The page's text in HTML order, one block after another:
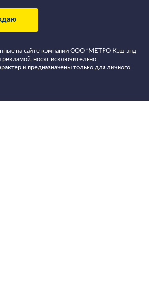
на сайте компании ООО “МЕТРО Кэш энд
рекламой, носят исключительно
и предназначены только для личного